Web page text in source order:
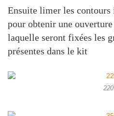
Ensuite limer les contours
pour obtenir une
laquelle seront fixées les
présentes dans le kit
220